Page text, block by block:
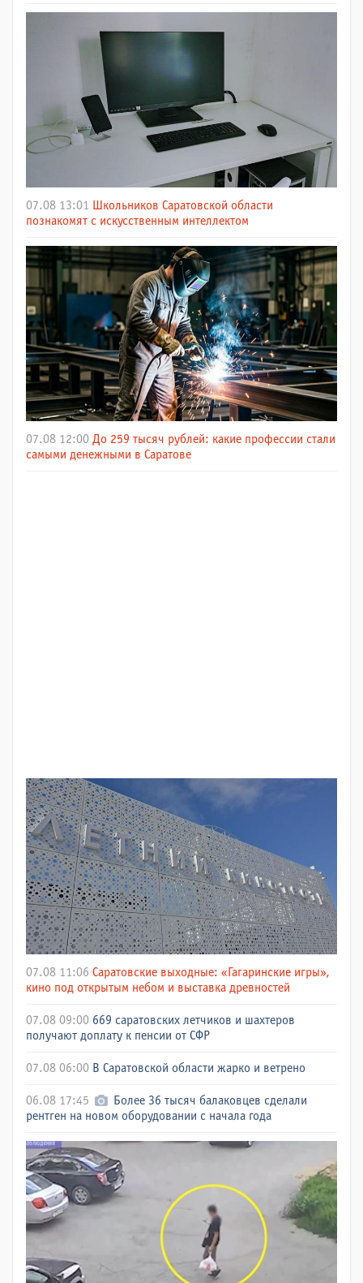
07.08 13:01 Школьников Саратовской области
познакомят с искусственным интеллектом
07.08 12:00 До 259 тысяч рублей: какие профессии стали
самыми денежными в Саратове
07.08 11:06 Саратовские выходные: «Гагаринские игры»,
кино под открытым небом и выставка древностей
07.08 09:00 669 саратовских летчиков и шахтеров
получают доплату к пенсии от СФР
07.08 06:00 В Саратовской области жарко и ветрено
06.08 17:45
Более 36 тысяч балаковцев сделали
рентген на новом оборудовании с начала года